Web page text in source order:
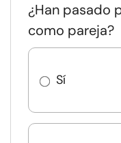
¿Han pasado
como pareja?
Sí